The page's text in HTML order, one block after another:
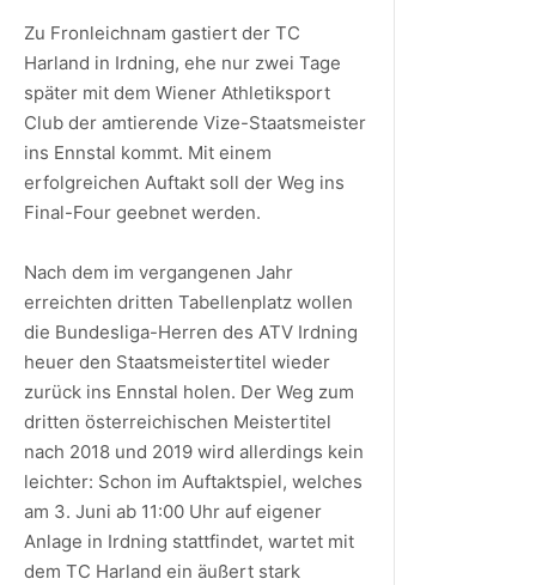
Zu Fronleichnam gastiert der TC
Harland in Irdning, ehe nur zwei Tage
später mit dem Wiener Athletiksport
Club der amtierende Vize-Staatsmeister
ins Ennstal kommt. Mit einem
erfolgreichen Auftakt soll der Weg ins
Final-Four geebnet werden.
Nach dem im vergangenen Jahr
erreichten dritten Tabellenplatz wollen
die Bundesliga-Herren des ATV Irdning
heuer den Staatsmeistertitel wieder
zurück ins Ennstal holen. Der Weg zum
dritten österreichischen Meistertitel
nach 2018 und 2019 wird allerdings kein
leichter: Schon im Auftaktspiel, welches
am 3. Juni ab 11:00 Uhr auf eigener
Anlage in Irdning stattfindet, wartet mit
dem TC Harland ein äußert stark